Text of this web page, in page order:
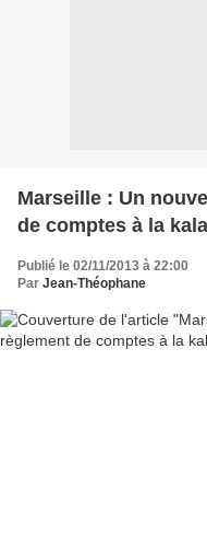
Marseille : Un
de comptes à la
Publié le 02/11/2013 à 22:00
Par Jean-Théophane